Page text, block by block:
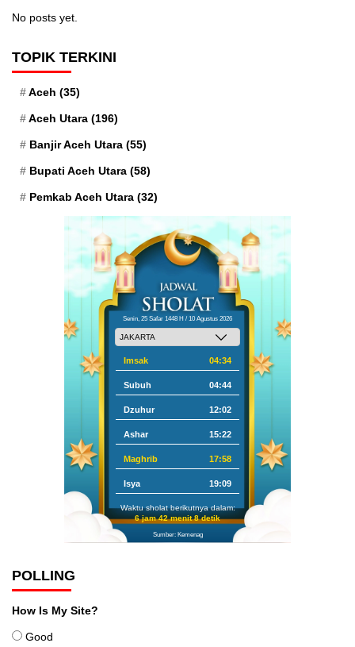
No posts yet.
TOPIK TERKINI
Aceh (35)
Aceh Utara (196)
Banjir Aceh Utara (55)
Bupati Aceh Utara (58)
Pemkab Aceh Utara (32)
Senin, 25 Safar 1448 H / 10 Agustus 2026
Imsak 04:34
Subuh 04:44
Dzuhur 12:02
Ashar 15:22
Maghrib 17:58
Isya 19:09
Waktu sholat berikutnya dalam:
6 jam 42 menit 7 detik
Sumber: Kemenag
POLLING
How Is My Site?
Good